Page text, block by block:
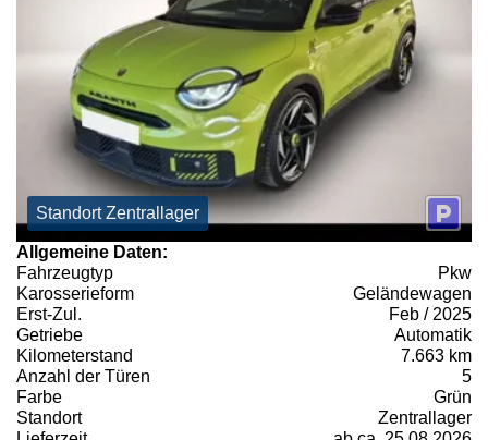
Standort Zentrallager
Allgemeine Daten:
Fahrzeugtyp
Pkw
Karosserieform
Geländewagen
Erst-Zul.
Feb / 2025
Getriebe
Automatik
Kilometerstand
7.663 km
Anzahl der Türen
5
Farbe
Grün
Standort
Zentrallager